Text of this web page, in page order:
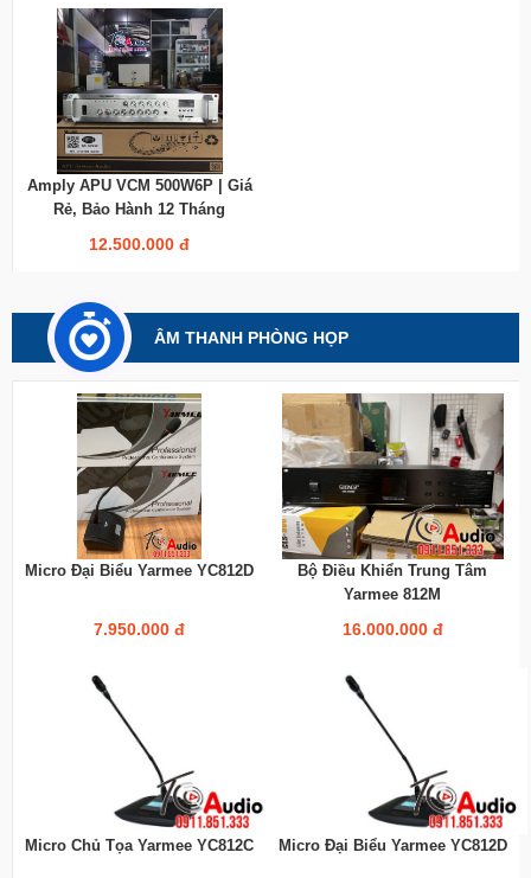
Amply APU VCM 500W6P | Giá
Rẻ, Bảo Hành 12 Tháng
12.500.000 đ
ÂM THANH PHÒNG HỌP
Micro Đại Biểu Yarmee YC812D
7.950.000 đ
Bộ Điều Khiển Trung Tâm
Yarmee 812M
16.000.000 đ
Micro Chủ Tọa Yarmee YC812C Micro Đại Biểu Yarmee YC812D